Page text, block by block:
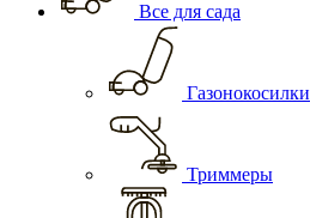
Все для сада
Газонокосилки
Триммеры